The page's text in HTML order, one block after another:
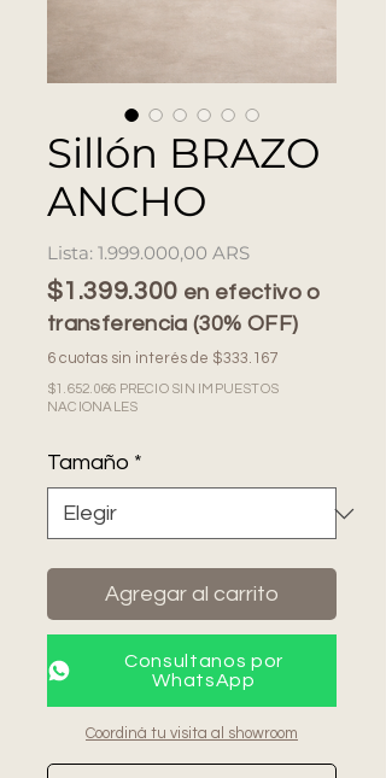
Sillón BRAZO
ANCHO
1.999.000,00 ARSPrecio
$1.399.300 en efectivo o
transferencia (30% OFF)
6 cuotas sin interés de $333.167
$1.652.066 PRECIO SIN IMPUESTOS
NACIONALES
Tamaño *
Agregar al carrito
Consultanos por
WhatsApp
Coordiná tu visita al showroom